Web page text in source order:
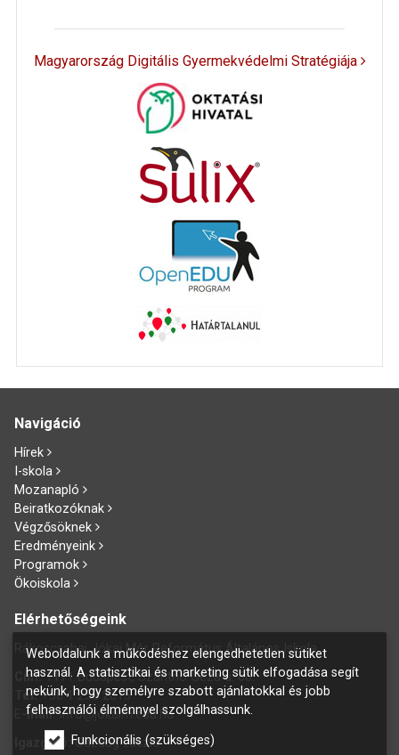
Magyarország Digitális Gyermekvédelmi Stratégiája
Navigáció
Hírek
I-skola
Mozanapló
Beiratkozóknak
Végzősöknek
Eredményeink
Programok
Ökoiskola
Elérhetőségeink
Rákoscsabai Jókai Mór Református Általános Iskola
Cím:1171 Budapest, Szánthó Géza u. 60.
Tel: +36 1 258 2015
-mail: info@jokaim.edu.hu
Igazgató:Gazdag László
Weboldalunk a működéshez elengedhetetlen sütiket
használ. A statisztikai és marketing sütik elfogadása segít
nekünk, hogy személyre szabott ajánlatokkal és jobb
felhasználói élménnyel szolgálhassunk.
Funkcionális (szükséges)